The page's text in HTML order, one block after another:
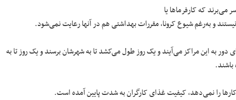
می‌برند که کارفرماها یا
و به‌رغم شیوع کرونا، مقررات بهداشتی هم در آنها رعایت نمی‌شود.
باشند.
را نمی‌دهد، کیفیت غذای کارگران به شدت پایین آمده است.